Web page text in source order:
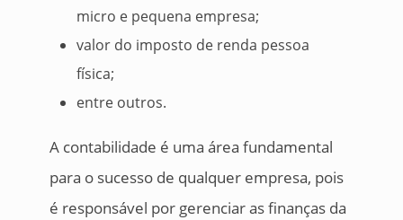
micro e pequena empresa;
valor do imposto de renda pessoa
física;
entre outros.
A contabilidade é uma área fundamental
para o sucesso de qualquer empresa, pois
é responsável por gerenciar as finanças da